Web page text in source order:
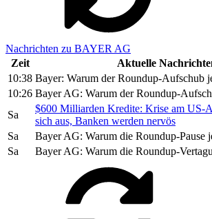
Nachrichten zu BAYER AG
Zeit
Aktuelle
10:38 Bayer: Warum der Roundup-Aufschub
10:26 Bayer AG: Warum der Roundup-
Sa
$600 Milliarden Kredite: Krise am US-
sich aus, Banken werden nervös
Sa
Bayer AG: Warum die Roundup-Pause
Sa
Bayer AG: Warum die Roundup-